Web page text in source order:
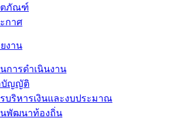
ตภัณฑ์
กาศ
งาน
การดำเนินงาน
บัญญัติ
บริหารเงินและงบประมาณ
พัฒนาท้องถิ่น